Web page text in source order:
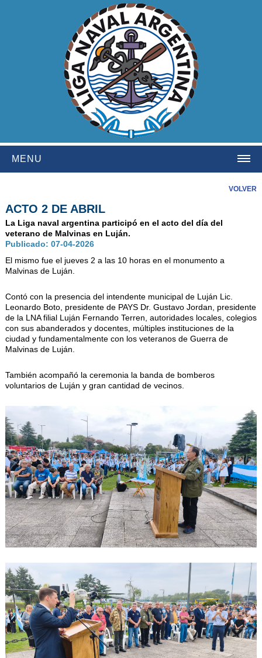
MENU
INSTITUCIONAL
NOSOTROS
HISTORIA
AUTORIDADES
NOTICIAS & ACTIVIDADES
ESCUELA NÁUTICA
LINKS
SOCIOS
SUSCRIBIRSE
VER NEWSLETTER
CONTACTO
CONTACTENOS
LIBRO DE VISITAS
VOLVER
ACTO 2 DE ABRIL
La Liga naval argentina participó en el acto del día del
veterano de Malvinas en Luján.
Publicado: 07-04-2026
El mismo fue el jueves 2 a las 10 horas en el monumento a
Malvinas de Luján.
Contó con la presencia del intendente municipal de Luján Lic.
Leonardo Boto, presidente de PAYS Dr. Gustavo Jordan, presidente
de la LNA filial Luján Fernando Terren, autoridades locales, colegios
con sus abanderados y docentes, múltiples instituciones de la
ciudad y fundamentalmente con los veteranos de Guerra de
Malvinas de Luján.
También acompañó la ceremonia la banda de bomberos
voluntarios de Luján y gran cantidad de vecinos.